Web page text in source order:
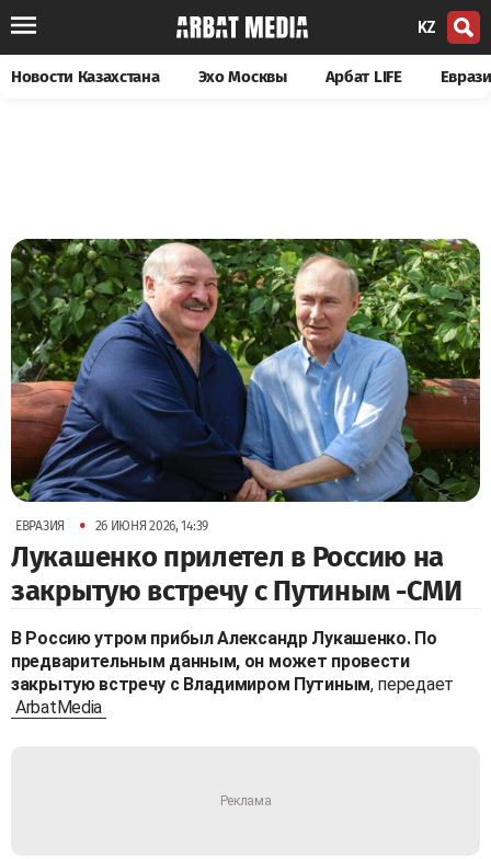
KZ
Новости Казахстана Эхо Москвы Арбат LIFE
ЕВРАЗИЯ • 26 ИЮНЯ 2026, 14:39
Лукашенко прилетел в Россию на
закрытую встречу с Путиным -СМИ
В Россию утром прибыл Александр Лукашенко. По
предварительным данным, он может провести
закрытую встречу с Владимиром Путиным, передает
ArbatMedia